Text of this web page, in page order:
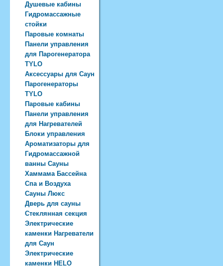
Душевые кабины
Гидромассажные
стойки
Паровые комнаты
Панели управления
для Парогенератора
TYLO
Аксессуары для Саун
Парогенераторы
TYLO
Паровые кабины
Панели управления
для Нагревателей
Блоки управления
Ароматизаторы для
Гидромассажной
ванны Сауны
Хаммама Бассейна
Спа и Воздуха
Сауны Люкс
Дверь для сауны
Стеклянная секция
Электрические
каменки Нагреватели
для Саун
Электрические
каменки HELO